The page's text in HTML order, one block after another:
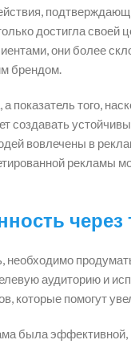
достигла
они более
брендом.
а показатель того,
создавать
вовлечены в
рекламы
необходимо
аудиторию и
которые помогут
была эффективной,